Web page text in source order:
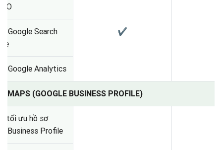
✔
Google Search
Google Analytics
MAPS (GOOGLE BUSINESS PROFILE)
tối ưu hồ sơ
Business Profile